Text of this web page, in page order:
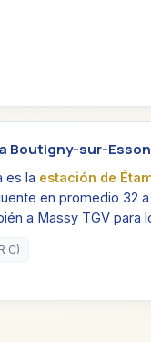
Boutigny-sur-
es la estación de
en promedio 32
a Massy TGV para
C)